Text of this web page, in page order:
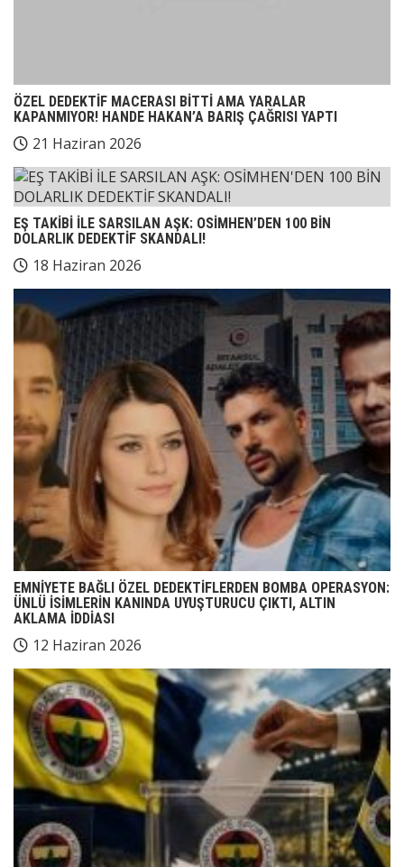
ÖZEL DEDEKTİF MACERASI BİTTİ AMA YARALAR
KAPANMIYOR! HANDE HAKAN’A BARIŞ ÇAĞRISI YAPTI
21 Haziran 2026
EŞ TAKİBİ İLE SARSILAN AŞK: OSİMHEN’DEN 100 BİN
DOLARLIK DEDEKTİF SKANDALI!
18 Haziran 2026
EMNİYETE BAĞLI ÖZEL DEDEKTİFLERDEN BOMBA OPERASYON:
ÜNLÜ İSİMLERİN KANINDA UYUŞTURUCU ÇIKTI, ALTIN
AKLAMA İDDİASI
12 Haziran 2026